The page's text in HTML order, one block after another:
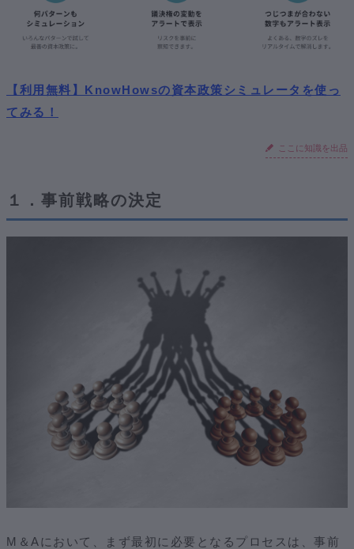
【利用無料】KnowHowsの資本政策シミュレータを使っ
てみる！
ここに知識を出品
１．事前戦略の決定
M＆Aにおいて、まず最初に必要となるプロセスは、事前